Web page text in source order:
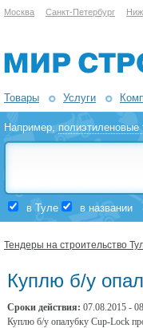
Москва Санкт-Петербург
Товары Услуги
Например,полиэтиленовые
в Туле в названии
Тендеры на строительство
Куплю б/у
Сроки действия: 07.08.2015 -
Куплю б/у опалубку Cup-Lock